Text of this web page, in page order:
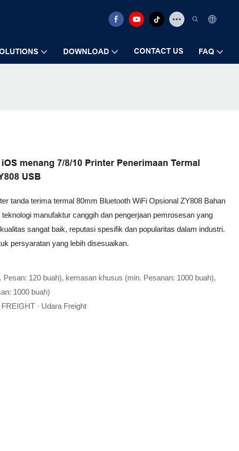
DOWNLOAD CONTACT US FAQ
menang 7/8/10 Printer Penerimaan Termal
USB
tanda terima termal 80mm Bluetooth WiFi Opsional ZY808 Bahan
manufaktur canggih dan pengerjaan pemrosesan yang
sangat baik, reputasi spesifik dan popularitas dalam industri.
persyaratan yang lebih disesuaikan.
Pesan: 120 buah), kemasan khusus (min. Pesanan: 1000 buah),
1000 buah)
· Udara Freight